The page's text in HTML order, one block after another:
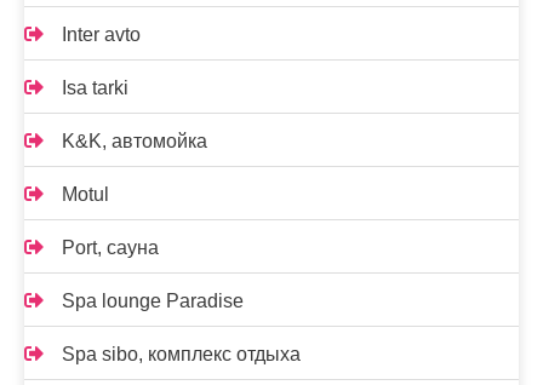
Inter avto
Isa tarki
K&K, автомойка
Motul
Port, сауна
Spa lounge Paradise
Spa sibo, комплекс отдыха